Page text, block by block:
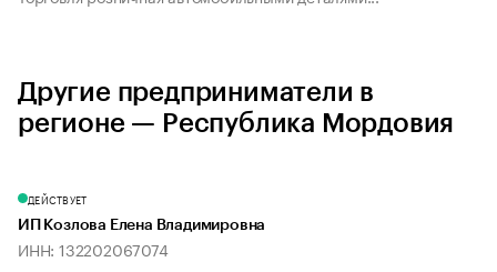
Другие предприниматели в
регионе — Республика Мордовия
ДЕЙСТВУЕТ
ИП Козлова Елена Владимировна
ИНН: 132202067074